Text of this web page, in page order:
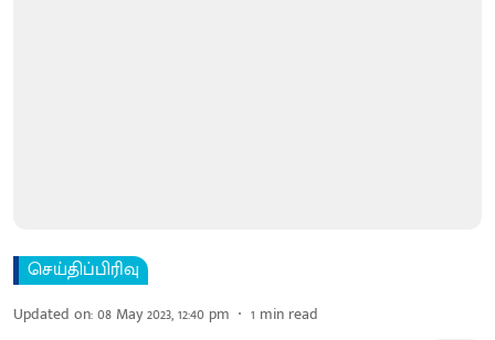
செய்திப்பிரிவு
Updated on:08 May 2023, 12:40 pm 1 min read